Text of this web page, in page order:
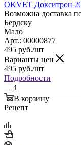
OKVET Докситрон
Возможна доставка
Бердску
Мало
Арт.: 00000877
495 руб./шт
Варианты цен
495 руб./шт
Подробности
В корзину
Рецепт